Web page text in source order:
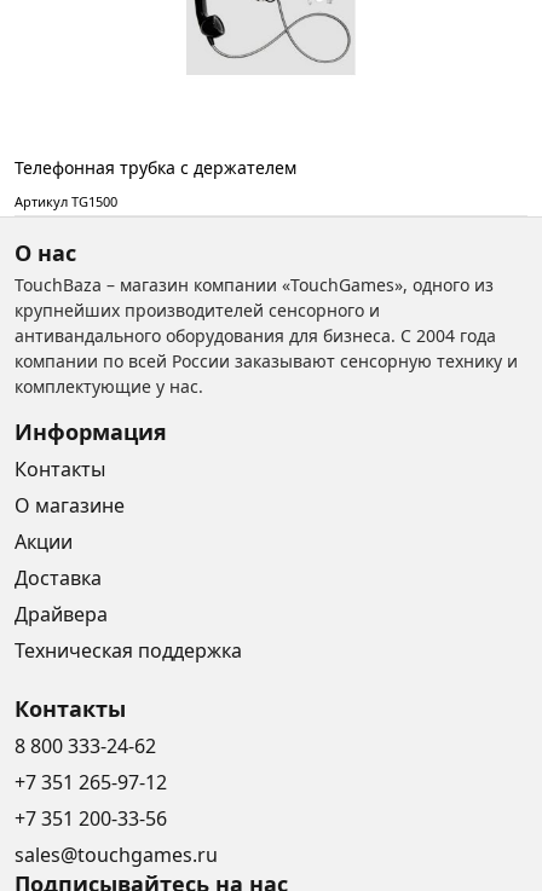
Телефонная трубка с держателем
Артикул TG1500
О нас
TouchBaza – магазин компании «TouchGames», одного из
крупнейших производителей сенсорного и
антивандального оборудования для бизнеса. С 2004 года
компании по всей России заказывают сенсорную технику и
комплектующие у нас.
Информация
Контакты
О магазине
Акции
Доставка
Драйвера
Техническая поддержка
Контакты
8 800 333-24-62
+7 351 265-97-12
+7 351 200-33-56
sales@touchgames.ru
Подписывайтесь на нас